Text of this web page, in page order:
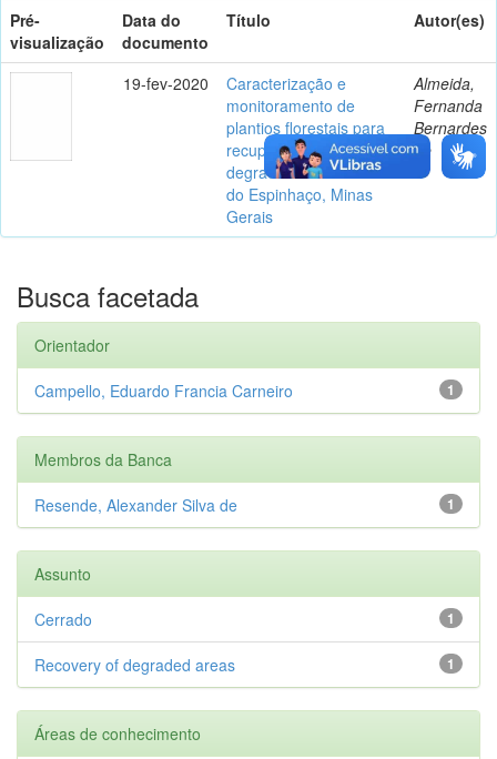
Pré-
visualização
Data do
documento
Título Autor(es)
19-fev-2020
Caracterização e
monitoramento de
plantios florestais para
recuperação de áreas
degradadas na Serra
do Espinhaço, Minas
Gerais
Almeida,
Fernanda
Bernardes
de
Busca facetada
Orientador
1
Campello, Eduardo Francia Carneiro
Membros da Banca
1
Resende, Alexander Silva de
Assunto
1
Cerrado
1
Recovery of degraded areas
Áreas de conhecimento